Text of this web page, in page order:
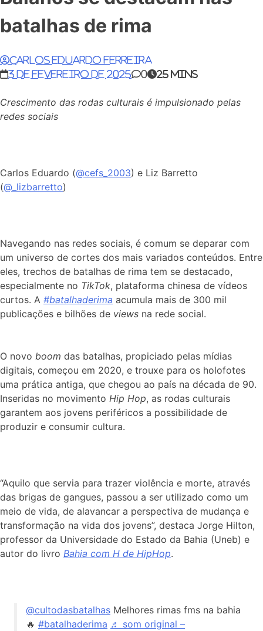
batalhas de rima
Carlos Eduardo Ferreira
3 de fevereiro de 2025
0 25 mins
Crescimento das rodas culturais é impulsionado pelas
redes sociais
Carlos Eduardo (@cefs_2003) e Liz Barretto
(@_lizbarretto)
Navegando nas redes sociais, é comum se deparar com
um universo de cortes dos mais variados conteúdos. Entre
eles, trechos de batalhas de rima tem se destacado,
especialmente no TikTok, plataforma chinesa de vídeos
curtos. A #batalhaderima acumula mais de 300 mil
publicações e bilhões de views na rede social.
O novo boom das batalhas, propiciado pelas mídias
digitais, começou em 2020, e trouxe para os holofotes
uma prática antiga, que chegou ao país na década de 90.
Inseridas no movimento Hip Hop, as rodas culturais
garantem aos jovens periféricos a possibilidade de
produzir e consumir cultura.
“Aquilo que servia para trazer violência e morte, através
das brigas de gangues, passou a ser utilizado como um
meio de vida, de alavancar a perspectiva de mudança e
transformação na vida dos jovens”, destaca Jorge Hilton,
professor da Universidade do Estado da Bahia (Uneb) e
autor do livro Bahia com H de HipHop.
@cultodasbatalhas Melhores rimas fms na bahia
🔥 #batalhaderima ♬ som original –